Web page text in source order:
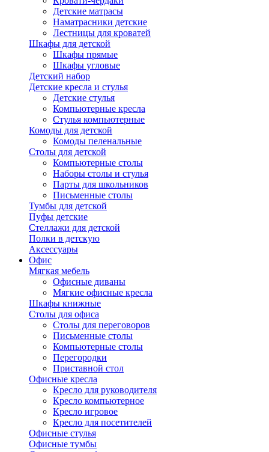
Детские матрасы
Наматрасники детские
Лестницы для кроватей
Шкафы для детской
Шкафы прямые
Шкафы угловые
Детский набор
Детские кресла и стулья
Детские стулья
Компьютерные кресла
Стулья компьютерные
Комоды для детской
Комоды пеленальные
Столы для детской
Компьютерные столы
Наборы столы и стулья
Парты для школьников
Письменные столы
Тумбы для детской
Пуфы детские
Стеллажи для детской
Полки в детскую
Аксессуары
Офис
Мягкая мебель
Офисные диваны
Мягкие офисные кресла
Шкафы книжные
Столы для офиса
Столы для переговоров
Письменные столы
Компьютерные столы
Перегородки
Приставной стол
Офисные кресла
Кресло для руководителя
Кресло компьютерное
Кресло игровое
Кресло для посетителей
Офисные стулья
Офисные тумбы